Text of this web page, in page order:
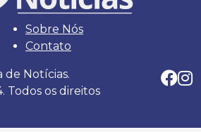
Sobre Nós
Contato
de Notícias.
Todos os direitos